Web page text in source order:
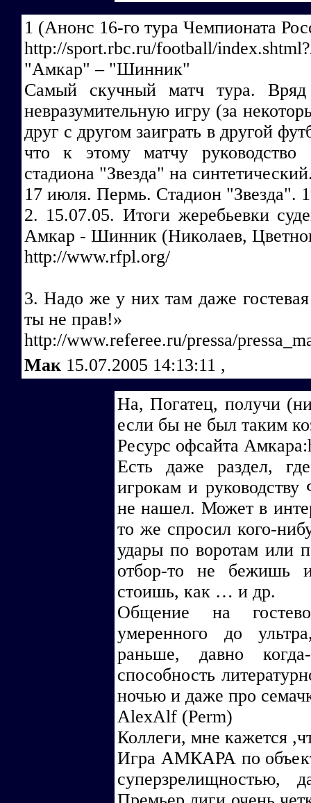
1 (Анонс 16-го тура Чемпионата
http://sport.rbc.ru/football/
"Амкар" – "Шинник"
Самый скучный матч тура.
невразумительную игру (за
друг с другом заиграть в другой
что к этому матчу руководство
стадиона "Звезда" на
17 июля. Пермь. Стадион "Звезда".
2. 15.07.05. Итоги жеребьевки
Амкар - Шинник (Николаев,
http://www.rfpl.org/
3. Надо же у них там даже
ты не прав!»
http://www.referee.ru/pressa/
Мак 15.07.2005 14:13:11 ,
На, Погатец, получи
если бы не был таким
Ресурс офсайта
Есть даже раздел,
игрокам и
не нашел. Может в
то же спросил кого-
удары по воротам или
отбор-то не бежишь
стоишь, как … и др.
Общение на
умеренного до
раньше, давно
способность
ночью и даже про
AlexAlf (Perm)
Коллеги, мне кажется
Игра АМКАРА по
суперзрелищностью,